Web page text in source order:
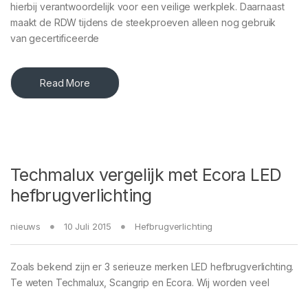
hierbij verantwoordelijk voor een veilige werkplek. Daarnaast
maakt de RDW tijdens de steekproeven alleen nog gebruik
van gecertificeerde
Read More
Techmalux vergelijk met Ecora LED
hefbrugverlichting
nieuws 10 Juli 2015 Hefbrugverlichting
Zoals bekend zijn er 3 serieuze merken LED hefbrugverlichting.
Te weten Techmalux, Scangrip en Ecora. Wij worden veel